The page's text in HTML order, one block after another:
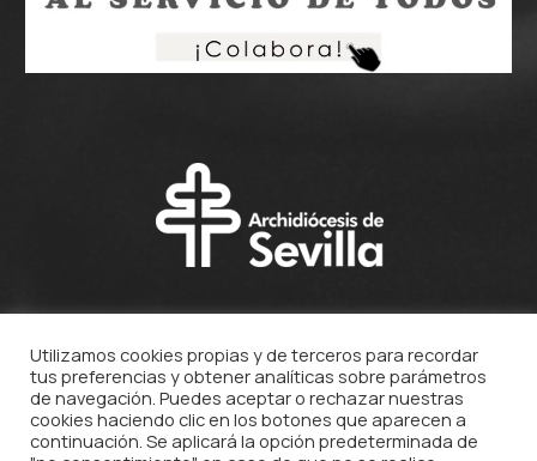
Utilizamos cookies propias y de terceros para recordar
tus preferencias y obtener analíticas sobre parámetros
de navegación. Puedes aceptar o rechazar nuestras
cookies haciendo clic en los botones que aparecen a
continuación. Se aplicará la opción predeterminada de